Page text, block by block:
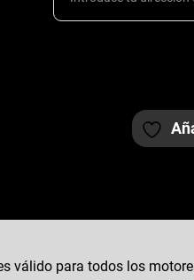
válido para todos los